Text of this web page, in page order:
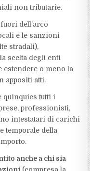
non tributarie.
dell’arco
e le sanzioni
stradali),
scelta degli enti
estendere o meno la
appositi atti.
quinquies tutti i
professionisti,
intestatari di carichi
temporale della
anche a chi sia
(compresa la